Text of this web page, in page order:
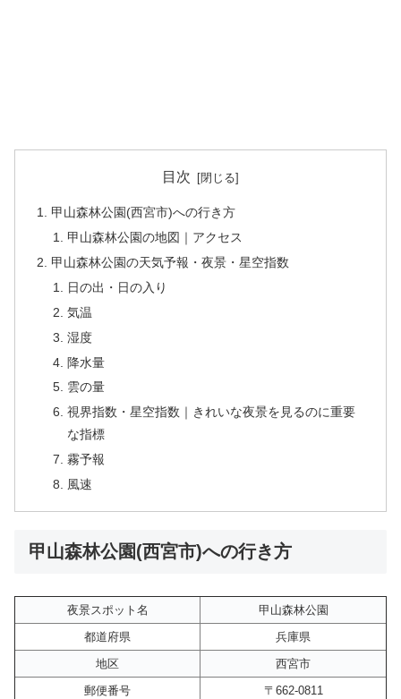
目次
甲山森林公園(西宮市)への行き方
甲山森林公園の地図｜アクセス
甲山森林公園の天気予報・夜景・星空指数
日の出・日の入り
気温
湿度
降水量
雲の量
視界指数・星空指数｜きれいな夜景を見るのに重要
な指標
霧予報
風速
甲山森林公園(西宮市)への行き方
夜景スポット名
甲山森林公園
都道府県
兵庫県
地区
西宮市
郵便番号
〒662-0811